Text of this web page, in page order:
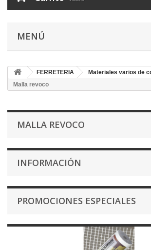
MENÚ
FERRETERIA
Materiales varios de
Malla revoco
MALLA REVOCO
INFORMACIÓN
PROMOCIONES ESPECIALES